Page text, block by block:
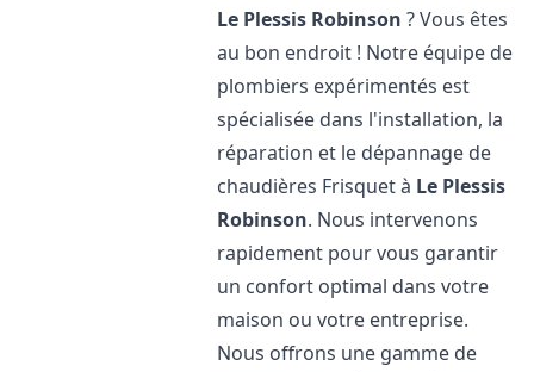
Le Plessis Robinson ? Vous êtes
au bon endroit ! Notre équipe de
plombiers expérimentés est
spécialisée dans l'installation, la
réparation et le dépannage de
chaudières Frisquet à Le Plessis
Robinson. Nous intervenons
rapidement pour vous garantir
un confort optimal dans votre
maison ou votre entreprise.
Nous offrons une gamme de